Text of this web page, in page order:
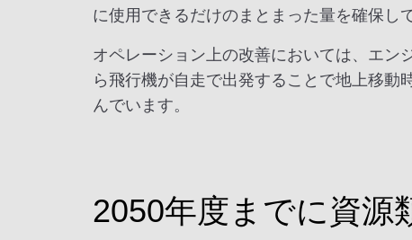
に使用できるだけのまとまった量を確保し
オペレーション上の改善においては、エン
ら飛行機が自走で出発することで地上移動
んでいます。
2050年度までに資源